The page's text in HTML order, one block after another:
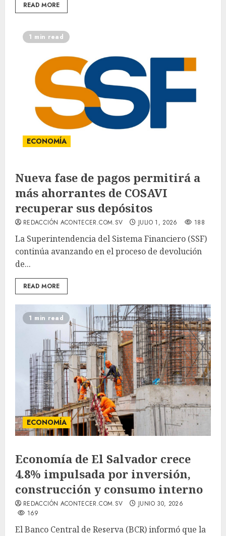
READ MORE
1 min read
ECONOMÍA
Nueva fase de pagos permitirá a
más ahorrantes de COSAVI
recuperar sus depósitos
REDACCIÓN ACONTECER.COM.SV JULIO 1, 2026 188
La Superintendencia del Sistema Financiero (SSF)
continúa avanzando en el proceso de devolución
de...
READ MORE
1 min read
ECONOMÍA
Economía de El Salvador crece
4.8% impulsada por inversión,
construcción y consumo interno
REDACCIÓN ACONTECER.COM.SV
JUNIO 30, 2026
169
El Banco Central de Reserva (BCR) informó que la